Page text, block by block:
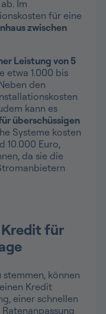
Im
für eine
zwischen
Leistung von 5
etwa 1.000 bis
den
kann es
überschüssigen
Systeme kosten
10.000 Euro,
da sie die
für
können
Kredit
einer schnellen